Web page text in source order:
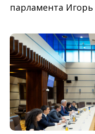
парламента Игорь